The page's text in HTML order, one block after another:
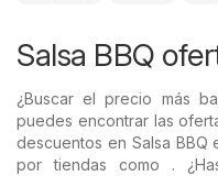
Salsa BBQ
¿Buscar el precio más
puedes encontrar las
descuentos en Salsa BBQ
por tiendas como .